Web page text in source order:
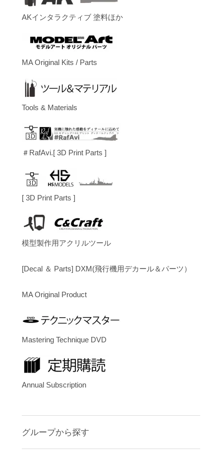
AKインタラクティブ 塗料ほか
MA Original Kits / Parts
Tools & Materials
＃RafAvi.[ 3D Print Parts ]
[ 3D Print Parts ]
模型製作用アクリルツール
[Decal ＆ Parts] DXM(飛行機用デカール＆パーツ）
MA Original Product
Mastering Technique DVD
Annual Subscription
グループから探す